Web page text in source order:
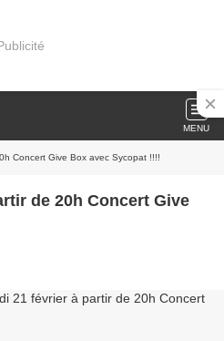
MENU
Concert Give Box avec Sycopat !!!!
de 20h Concert Give